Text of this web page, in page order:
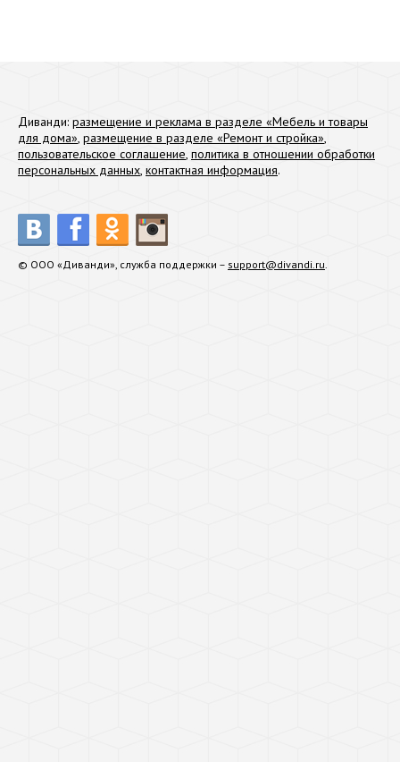
Диванди: размещение и реклама в разделе «Мебель и товары
для дома» размещение в разделе «Ремонт и стройка»
пользовательское соглашение политика в отношении обработки
персональных данных контактная информация.
© ООО «Диванди», служба поддержки – support@divandi.ru